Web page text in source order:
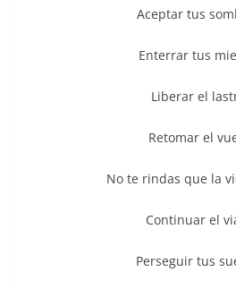
Aceptar tus
Enterrar tus
Liberar el
Retomar el
No te rindas que la
Continuar el
Perseguir tus